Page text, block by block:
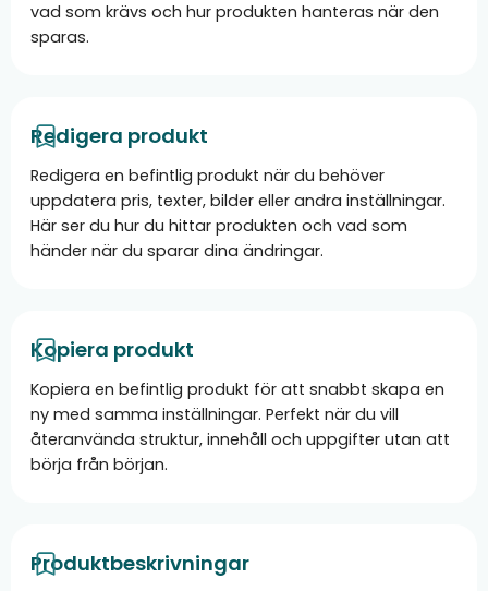
vad som krävs och hur produkten hanteras när den
sparas.
Redigera produkt
Redigera en befintlig produkt när du behöver
uppdatera pris, texter, bilder eller andra inställningar.
Här ser du hur du hittar produkten och vad som
händer när du sparar dina ändringar.
Kopiera produkt
Kopiera en befintlig produkt för att snabbt skapa en
ny med samma inställningar. Perfekt när du vill
återanvända struktur, innehåll och uppgifter utan att
börja från början.
Produktbeskrivningar